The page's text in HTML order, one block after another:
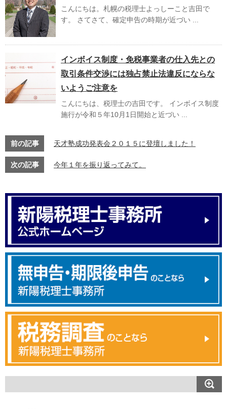
こんにちは。札幌の税理士よっしーこと吉田で
す。 さてさて、確定申告の時期が近づい ...
インボイス制度・免税事業者の仕入先との
取引条件交渉には独占禁止法違反にならな
いようご注意を
こんにちは、税理士の吉田です。 インボイス制度
施行が令和５年10月1日開始と近づい ...
前の記事 天才塾成功発表会２０１５に登壇しました！
次の記事 今年１年を振り返ってみて。